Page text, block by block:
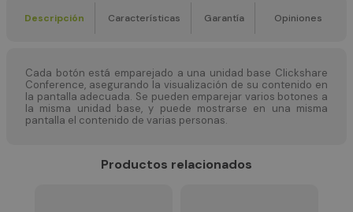
Descripción Características Garantía Opiniones
Cada botón está emparejado a una unidad base Clickshare
Conference, asegurando la visualización de su contenido en
la pantalla adecuada. Se pueden emparejar varios botones a
la misma unidad base, y puede mostrarse en una misma
pantalla el contenido de varias personas.
Productos relacionados